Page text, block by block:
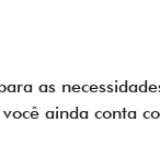
as
ainda conta